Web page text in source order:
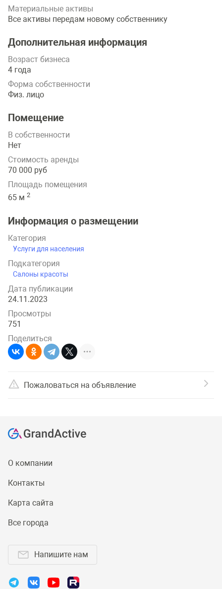
Материальные активы
Все активы передам новому собственнику
Дополнительная информация
Возраст бизнеса
4 года
Форма собственности
Физ. лицо
Помещение
В собственности
Нет
Стоимость аренды
70 000 руб
Площадь помещения
65 м 2
Информация о размещении
Категория
Услуги для населения
Подкатегория
Салоны красоты
Дата публикации
24.11.2023
Просмотры
751
Поделиться
Пожаловаться на объявление
О компании
Контакты
Карта сайта
Все города
Напишите нам